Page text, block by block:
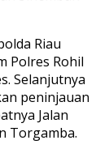
Riau
Polres Rohil
Selanjutnya
peninjauan
Jalan
Torgamba.